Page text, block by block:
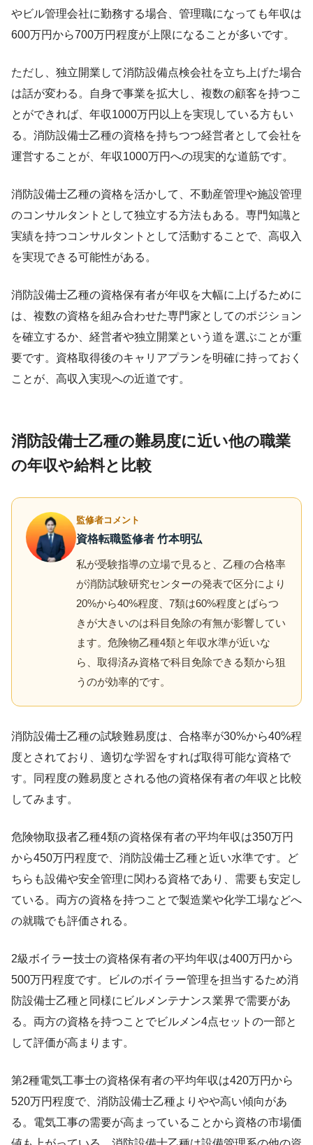
やビル管理会社に勤務する場合、管理職になっても年収は
600万円から700万円程度が上限になることが多いです。
ただし、独立開業して消防設備点検会社を立ち上げた場合
は話が変わる。自身で事業を拡大し、複数の顧客を持つこ
とができれば、年収1000万円以上を実現している方もい
る。消防設備士乙種の資格を持ちつつ経営者として会社を
運営することが、年収1000万円への現実的な道筋です。
消防設備士乙種の資格を活かして、不動産管理や施設管理
のコンサルタントとして独立する方法もある。専門知識と
実績を持つコンサルタントとして活動することで、高収入
を実現できる可能性がある。
消防設備士乙種の資格保有者が年収を大幅に上げるために
は、複数の資格を組み合わせた専門家としてのポジション
を確立するか、経営者や独立開業という道を選ぶことが重
要です。資格取得後のキャリアプランを明確に持っておく
ことが、高収入実現への近道です。
消防設備士乙種の難易度に近い他の職業
の年収や給料と比較
監修者コメント
資格転職監修者 竹本明弘
私が受験指導の立場で見ると、乙種の合格率
が消防試験研究センターの発表で区分により
20%から40%程度、7類は60%程度とばらつ
きが大きいのは科目免除の有無が影響してい
ます。危険物乙種4類と年収水準が近いな
ら、取得済み資格で科目免除できる類から狙
うのが効率的です。
消防設備士乙種の試験難易度は、合格率が30%から40%程
度とされており、適切な学習をすれば取得可能な資格で
す。同程度の難易度とされる他の資格保有者の年収と比較
してみます。
危険物取扱者乙種4類の資格保有者の平均年収は350万円
から450万円程度で、消防設備士乙種と近い水準です。ど
ちらも設備や安全管理に関わる資格であり、需要も安定し
ている。両方の資格を持つことで製造業や化学工場などへ
の就職でも評価される。
2級ボイラー技士の資格保有者の平均年収は400万円から
500万円程度です。ビルのボイラー管理を担当するため消
防設備士乙種と同様にビルメンテナンス業界で需要があ
る。両方の資格を持つことでビルメン4点セットの一部と
して評価が高まります。
第2種電気工事士の資格保有者の平均年収は420万円から
520万円程度で、消防設備士乙種よりやや高い傾向があ
る。電気工事の需要が高まっていることから資格の市場価